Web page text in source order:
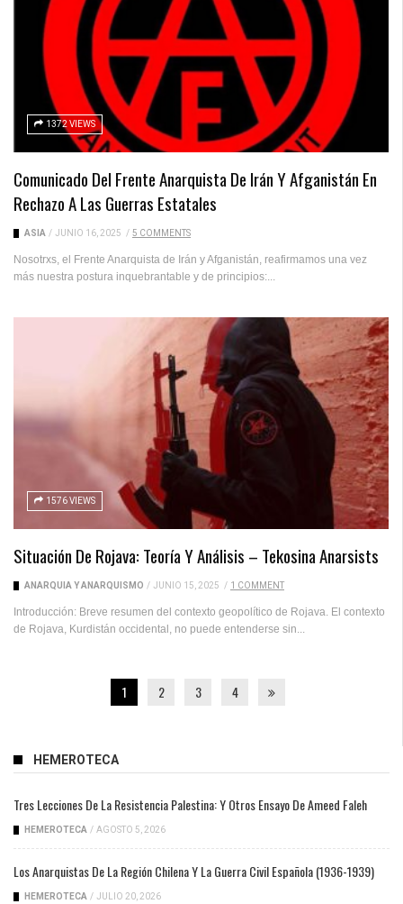
1372 VIEWS
Comunicado Del Frente Anarquista De Irán Y Afganistán En
Rechazo A Las Guerras Estatales
ASIA / JUNIO 16, 2025 / 5 COMMENTS
Nosotrxs, el Frente Anarquista de Irán y Afganistán, reafirmamos una vez
más nuestra postura inquebrantable y de principios:...
1576 VIEWS
Situación De Rojava: Teoría Y Análisis – Tekosina Anarsists
ANARQUÍA Y ANARQUISMO / JUNIO 15, 2025 / 1 COMMENT
Introducción: Breve resumen del contexto geopolítico de Rojava. El contexto
de Rojava, Kurdistán occidental, no puede entenderse sin...
1 2 3 4
HEMEROTECA
Tres Lecciones De La Resistencia Palestina: Y Otros Ensayo De Ameed Faleh
HEMEROTECA / AGOSTO 5, 2026
Los Anarquistas De La Región Chilena Y La Guerra Civil Española (1936-1939)
HEMEROTECA / JULIO 20, 2026